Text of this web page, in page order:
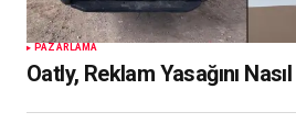
PAZARLAMA
Oatly, Reklam Yasağını